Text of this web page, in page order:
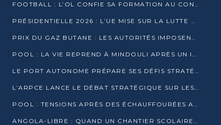
FOOTBALL : L’OL CONFIE SA FORMATION AU CONGOLAIS CHRISTIAN BASSILA
PRÉSIDENTIELLE 2026 : L’UE MISE SUR LA LUTTE CONTRE LA DÉSINFORMATION
PRIX DU GAZ BUTANE : LES AUTORITÉS IMPOSENT LE RESPECT DES PRIX RÉGLEMENTÉS
POOL : LA VIE REPREND À MINDOULI APRÈS UN INCIDENT ARMÉ SUR LA RN1
LE PORT AUTONOME PRÉPARE SES DÉFIS STRATÉGIQUES DE 2026
L’ARPCE LANCE LE DÉBAT STRATÉGIQUE SUR LES DONNÉES, L’IA ET LA FINANCE NUMÉRIQUE AU CONGO
POOL : TENSIONS APRÈS DES ÉCHAUFFOURÉES ARMÉES ENTRE DGSP ET EX-MILICIENS NINJA
ANGOLA-LIBRE : QUAND UN CHANTIER SCOLAIRE DEVIENT LE MIROIR D’UN CONGO EN MOUVEMENT